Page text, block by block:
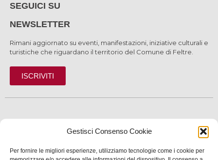
Gestisci Consenso Cookie
Per fornire le migliori esperienze, utilizziamo tecnologie come i cookie per
SEGUICI SU
NEWSLETTER
Rimani aggiornato su eventi, manifestazioni, iniziative culturali e
turistiche che riguardano il territorio del Comune di Feltre.
ISCRIVITI